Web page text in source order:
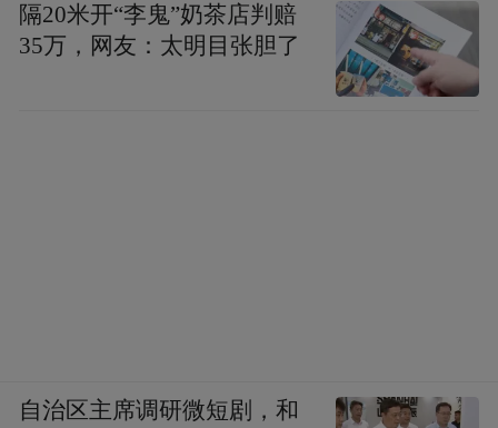
隔20米开“李鬼”奶茶店判赔
35万，网友：太明目张胆了
自治区主席调研微短剧，和